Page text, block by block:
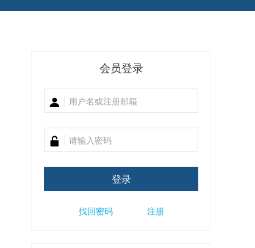
会员登录
登录
找回密码 注册